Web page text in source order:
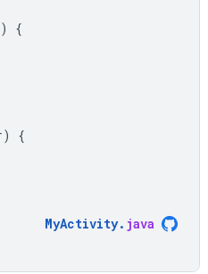
)
{
)
{
MyActivity. java